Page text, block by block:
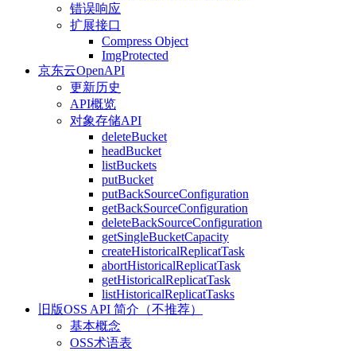
错误响应
扩展接口
Compress Object
ImgProtected
京东云OpenAPI
更新历史
API概览
对象存储API
deleteBucket
headBucket
listBuckets
putBucket
putBackSourceConfiguration
getBackSourceConfiguration
deleteBackSourceConfiguration
getSingleBucketCapacity
createHistoricalReplicatTask
abortHistoricalReplicatTask
getHistoricalReplicatTask
listHistoricalReplicatTasks
旧版OSS API 简介（不推荐）
基本概念
OSS术语表